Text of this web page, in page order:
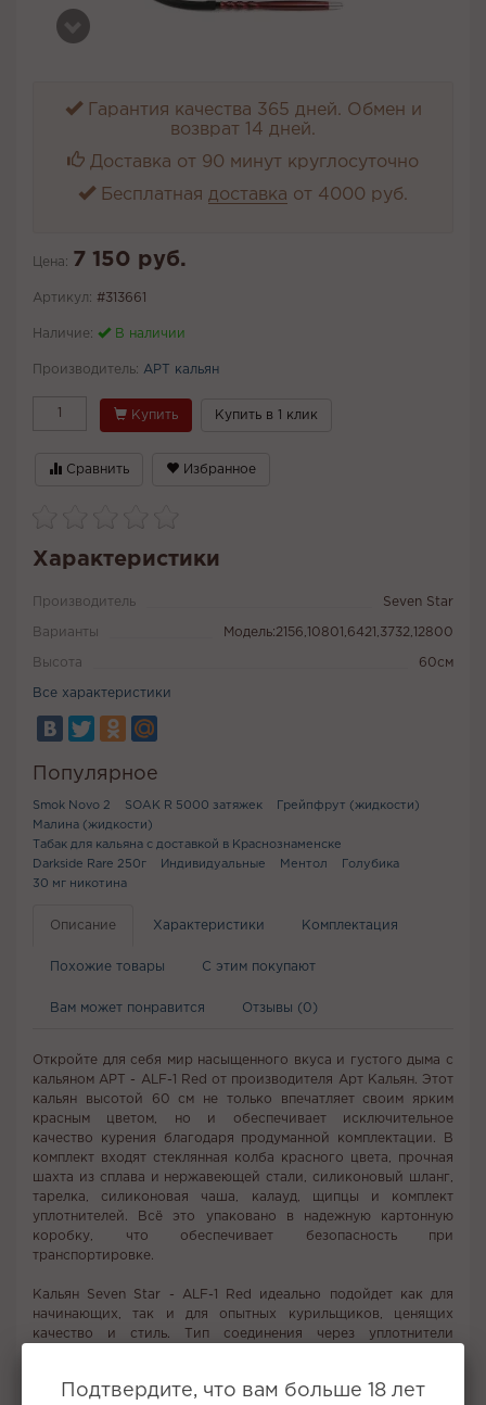
Гарантия качества 365 дней. Обмен и
возврат 14 дней.
Доставка от 90 минут круглосуточно
Бесплатная доставка от 4000 руб.
Цена: 7 150 руб.
Артикул: #313661
Наличие: В наличии
Производитель: АРТ кальян
Купить Купить в 1 клик
Сравнить Избранное
Характеристики
Производитель Seven Star
Варианты Модель:2156,10801,6421,3732,12800
Высота 60см
Все характеристики
Популярное
Smok Novo 2 SOAK R 5000 затяжек
Грейпфрут (жидкости)
Малина (жидкости)
Табак для кальяна с доставкой в Краснознаменске
Darkside Rare 250г
Индивидуальные Ментол
Голубика
30 мг никотина
Описание Характеристики Комплектация
Похожие товары С этим покупают
Вам может понравится Отзывы (0)
Откройте для себя мир насыщенного вкуса и густого дыма с
кальяном АРТ - ALF-1 Red от производителя Арт Кальян. Этот
кальян высотой 60 см не только впечатляет своим ярким
красным цветом, но и обеспечивает исключительное
качество курения благодаря продуманной комплектации. В
комплект входят стеклянная колба красного цвета, прочная
шахта из сплава и нержавеющей стали, силиконовый шланг,
тарелка, силиконовая чаша, калауд, щипцы и комплект
уплотнителей. Всё это упаковано в надежную картонную
коробку, что обеспечивает безопасность при
транспортировке.
Кальян Seven Star - ALF-1 Red идеально подойдет как для
начинающих, так и для опытных курильщиков, ценящих
качество и стиль. Тип соединения через уплотнители
Центр, где вас ждет привлекательная цена и возможность
Подтвердите, что вам больше 18 лет